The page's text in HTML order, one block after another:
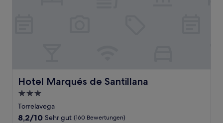
Hotel Marqués de Santillana
Hotel Marqués de Santillana
3.0-
Sterne-
Unterkunft
Torrelavega
8.2
8,2/10 Sehr gut (160 Bewertungen)